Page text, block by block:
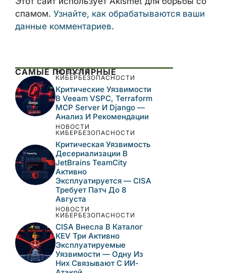
спамом. Узнайте, как обрабатываются ваши
данные комментариев.
САМЫЕ ПОПУЛЯРНЫЕ
НОВОСТИ
КИБЕРБЕЗОПАСНОСТИ
Критические Уязвимости
В Veeam VSPC, Terraform
MCP Server И Django —
Анализ И Рекомендации
НОВОСТИ
КИБЕРБЕЗОПАСНОСТИ
Критическая Уязвимость
Десериализации В
JetBrains TeamCity
Активно
Эксплуатируется — CISA
Требует Патч До 8
Августа
НОВОСТИ
КИБЕРБЕЗОПАСНОСТИ
CISA Внесла В Каталог
KEV Три Активно
Эксплуатируемые
Уязвимости — Одну Из
Них Связывают С ИИ-